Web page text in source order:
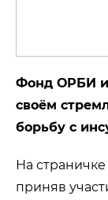
Фонд ОРБИ и
своём
борьбу с
На
приняв